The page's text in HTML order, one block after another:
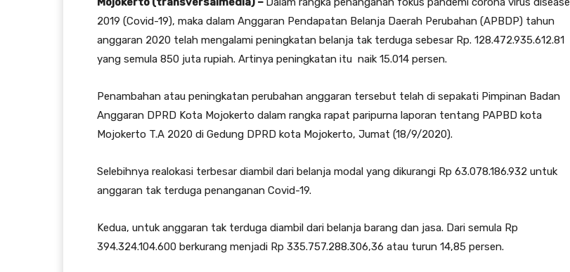
2019 (Covid-19), maka dalam Anggaran Pendapatan Belanja Daerah Perubahan (APBDP) tahun
anggaran 2020 telah mengalami peningkatan belanja tak terduga sebesar Rp. 128.472.935.612.81
yang semula 850 juta rupiah. Artinya peningkatan itu naik 15.014 persen.
Penambahan atau peningkatan perubahan anggaran tersebut telah di sepakati Pimpinan Badan
Anggaran DPRD Kota Mojokerto dalam rangka rapat paripurna laporan tentang PAPBD kota
Mojokerto T.A 2020 di Gedung DPRD kota Mojokerto, Jumat (18/9/2020).
Selebihnya realokasi terbesar diambil dari belanja modal yang dikurangi Rp 63.078.186.932 untuk
anggaran tak terduga penanganan Covid-19.
Kedua, untuk anggaran tak terduga diambil dari belanja barang dan jasa. Dari semula Rp
394.324.104.600 berkurang menjadi Rp 335.757.288.306,36 atau turun 14,85 persen.